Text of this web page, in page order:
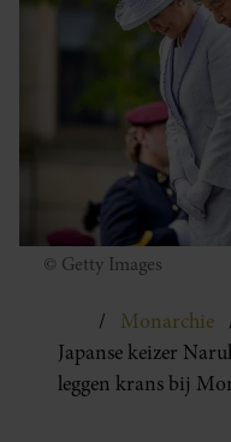
© Getty Images
Monarchie
Japanse keizer
leggen krans bij